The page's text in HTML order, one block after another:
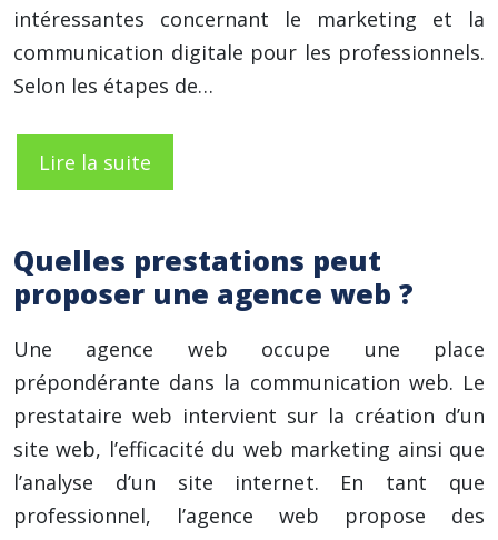
intéressantes concernant le marketing et la
communication digitale pour les professionnels.
Selon les étapes de…
Lire la suite
Quelles prestations peut
proposer une agence web ?
Une agence web occupe une place
prépondérante dans la communication web. Le
prestataire web intervient sur la création d’un
site web, l’efficacité du web marketing ainsi que
l’analyse d’un site internet. En tant que
professionnel, l’agence web propose des